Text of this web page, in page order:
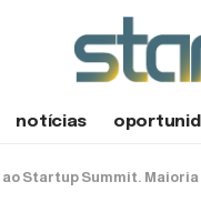
notícias
Startup Summit. Maioria